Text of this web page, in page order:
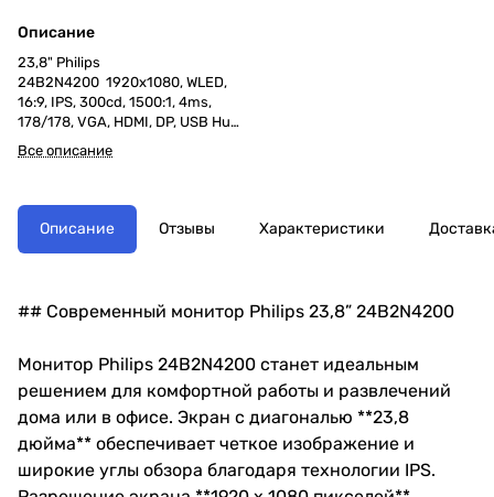
Описание
23,8" Philips
24B2N4200 1920x1080, WLED,
16:9, IPS, 300cd, 1500:1, 4ms,
178/178, VGA, HDMI, DP, USB Hub,
Speakers, 120Hz, Tilt, HAS, Swivel,
Pivot, Internal, VESA, Black, 3y
Все описание
Описание Отзывы Характеристики
## Современный монитор Philips 23,8” 24B2N4200
Монитор Philips 24B2N4200 станет идеальным
решением для комфортной работы и развлечений
дома или в офисе. Экран с диагональю **23,8
дюйма** обеспечивает четкое изображение и
широкие углы обзора благодаря технологии IPS.